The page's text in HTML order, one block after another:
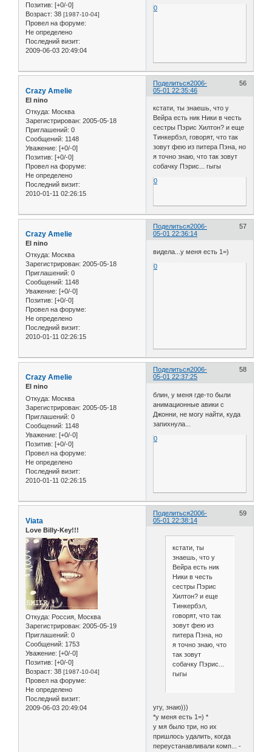
Позитив: [+0/-0]
Возраст: 38 [1987-10-04]
Провел на форуме:
Не определено
Последний визит:
2009-06-03 20:49:04
0
Поделиться 56
2006-
05-01 22:35:46
Crazy Amelie
El nino
Откуда: Москва
Зарегистрирован: 2005-05-18
Приглашений: 0
Сообщений: 1148
Уважение: [+0/-0]
Позитив: [+0/-0]
Провел на форуме:
Не определено
Последний визит:
2010-01-11 02:26:15
кстати, ты знаешь, что у
Вейра есть ник Ники в честь
сестры Пэрис Хилтон? и еще
Тинкербэл, говорят, что так
зовут фею из питера Пэна, но
я точно знаю, что так зовут
собачку Пэрис... гыгы
0
Поделиться 57
2006-
05-01 22:36:14
Crazy Amelie
El nino
Откуда: Москва
Зарегистрирован: 2005-05-18
Приглашений: 0
Сообщений: 1148
Уважение: [+0/-0]
Позитив: [+0/-0]
Провел на форуме:
Не определено
Последний визит:
2010-01-11 02:26:15
видела...у меня есть 1=)
0
Поделиться 58
2006-
05-01 22:37:25
Crazy Amelie
El nino
Откуда: Москва
Зарегистрирован: 2005-05-18
Приглашений: 0
Сообщений: 1148
Уважение: [+0/-0]
Позитив: [+0/-0]
Провел на форуме:
Не определено
Последний визит:
2010-01-11 02:26:15
блин, у меня где-то были
анимационные авики с
Джонни, не могу найти, куда
запихнула...
0
Поделиться 59
2006-
05-01 22:38:14
Viata
Love Billy-Key!!!
Откуда: Россия, Москва
Зарегистрирован: 2005-05-19
Приглашений: 0
Сообщений: 1753
Уважение: [+0/-0]
Позитив: [+0/-0]
Возраст: 38 [1987-10-04]
Провел на форуме:
Не определено
Последний визит:
2009-06-03 20:49:04
кстати, ты
знаешь, что у
Вейра есть ник
Ники в честь
сестры Пэрис
Хилтон? и еще
Тинкербэл,
говорят, что так
зовут фею из
питера Пэна, но
я точно знаю, что
так зовут
собачку Пэрис...
гыгы
угу, знаю)))
*у меня есть 1=) *
у мя было три, но их
пришлось удалить, когда
переустанавливали комп... -